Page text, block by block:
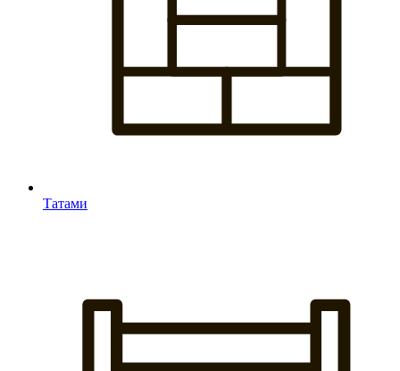
Татами